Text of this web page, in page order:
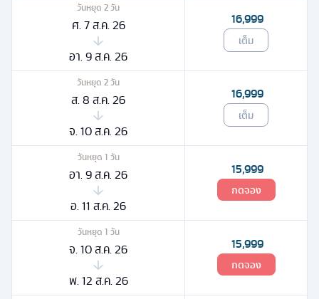
วันหยุด 2วัน
ศ. 7 ส.ค. 26
อา. 9 ส.ค. 26
16,999
เต็ม
วันหยุด 2วัน
ส. 8 ส.ค. 26
จ. 10 ส.ค. 26
16,999
เต็ม
วันหยุด 1 วัน
อา. 9 ส.ค. 26
อ. 11 ส.ค. 26
15,999
กดจอง
วันหยุด 1 วัน
จ. 10 ส.ค. 26
พ. 12 ส.ค. 26
15,999
กดจอง